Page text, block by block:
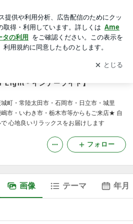
ライト】の画像
ブログの更新通知
を受け取りまし
開く
Light＊インナーライト】
町・常陸太田市・石岡市・日立市・城里
市・いわき市・栃木市等からもご来店★ 自
心地良いリラックスをお届けします
フォロー
画像 テーマ 年月